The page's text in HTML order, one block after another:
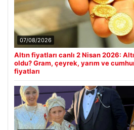
07/08/2026
Altın fiyatları canlı 2 Nisan 2026:
oldu? Gram, çeyrek, yarım ve
fiyatları